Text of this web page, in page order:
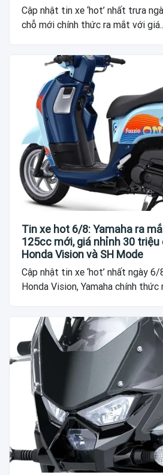
Cập nhật tin xe ‘hot’ nhất trưa
chỗ mới chính thức ra mắt với
Tin xe hot 6/8: Yamaha ra
125cc mới, giá nhỉnh 30 triệu
Honda Vision và SH Mode
Cập nhật tin xe ‘hot’ nhất ngày 6/
Honda Vision, Yamaha chính thức